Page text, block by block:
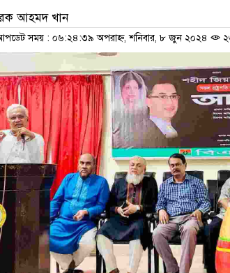
আহমদ খান
সময় : ০৬:২৪:৩৯ অপরাহ্ন, শনিবার, ৮ জুন ২০২৪